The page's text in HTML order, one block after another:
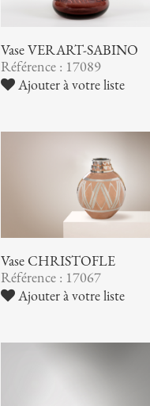
Vase VERART-SABINO
Référence : 17089
Ajouter à votre liste
Vase CHRISTOFLE
Référence : 17067
Ajouter à votre liste